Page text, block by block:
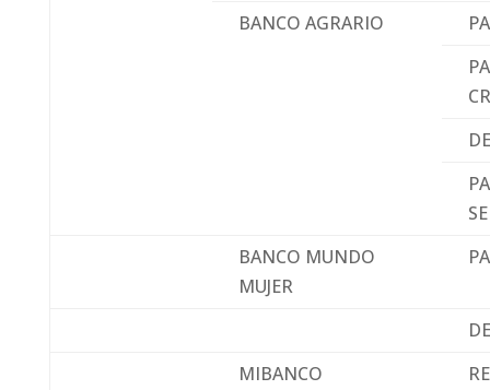
BANCO AGRARIO
BANCO MUNDO
MUJER
MIBANCO